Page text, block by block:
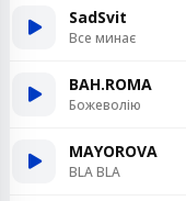
SadSvit
Все минає
BAH.ROMA
Божеволію
MAYOROVA
BLA BLA